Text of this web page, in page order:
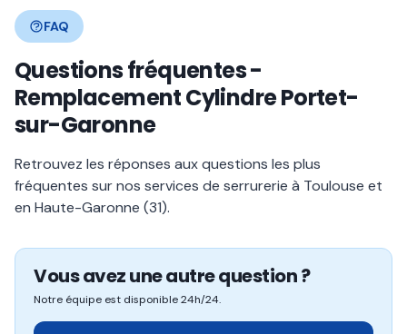
FAQ
Questions fréquentes -
Remplacement Cylindre Portet-
sur-Garonne
Retrouvez les réponses aux questions les plus
fréquentes sur nos services de serrurerie à Toulouse et
en Haute-Garonne (31).
Vous avez une autre question ?
Notre équipe est disponible 24h/24.